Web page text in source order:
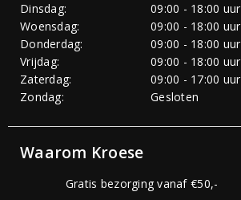
Dinsdag:
09:00 - 18:00 uur
Woensdag:
09:00 - 18:00 uur
Donderdag:
09:00 - 18:00 uur
Vrijdag:
09:00 - 18:00 uur
Zaterdag:
09:00 - 17:00 uur
Zondag:
Gesloten
Waarom Kroese
Gratis bezorging vanaf €50,-